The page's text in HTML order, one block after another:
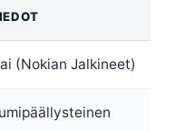
(Nokian Jalkineet)